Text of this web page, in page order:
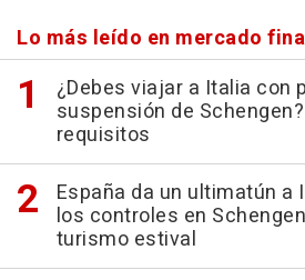
Lo más leído en mercado
¿Debes viajar a Italia con
suspensión de
requisitos
España da un ultimatún a
los controles en
turismo estival